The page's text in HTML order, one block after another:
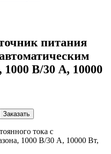
питания
В/30 А, 10000
Заказать
тока с
1000 В/30 А, 10000 Вт,